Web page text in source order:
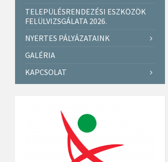
TELEPÜLÉSRENDEZÉSI ESZKÖZÖK
FELÜLVIZSGÁLATA 2026.
NYERTES PÁLYÁZATAINK
GALÉRIA
KAPCSOLAT